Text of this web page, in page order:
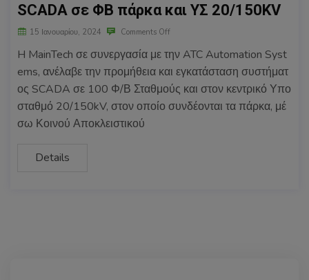
SCADA σε ΦΒ πάρκα και ΥΣ 20/150KV
15 Ιανουαρίου, 2024 Comments Off
H MainTech σε συνεργασία με την ATC Automation Syst
ems, ανέλαβε την προμήθεια και εγκατάσταση συστήματ
ος SCADA σε 100 Φ/Β Σταθμούς και στον κεντρικό Υπο
σταθμό 20/150kV, στον οποίο συνδέονται τα πάρκα, μέ
σω Κοινού Αποκλειστικού
Details